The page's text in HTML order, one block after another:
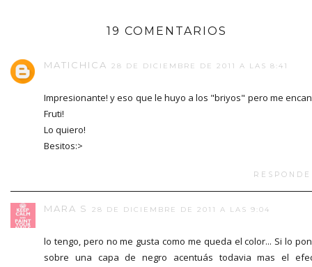
19 COMENTARIOS
MATICHICA 28 DE DICIEMBRE DE 2011 A LAS 8:41
Impresionante! y eso que le huyo a los "briyos" pero me
Fruti!
Lo quiero!
Besitos:>
MARA S 28 DE DICIEMBRE DE 2011 A LAS 9:04
lo tengo, pero no me gusta como me queda el color... Si lo
sobre una capa de negro acentuás todavia mas el